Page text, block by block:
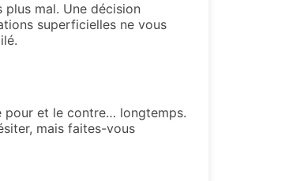
mal. Une décision
superficielles ne vous
pour et le contre… longtemps.
mais faites-vous